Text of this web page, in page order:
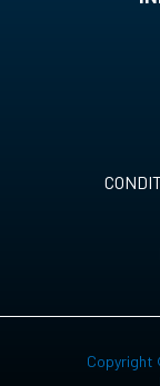
Copyright